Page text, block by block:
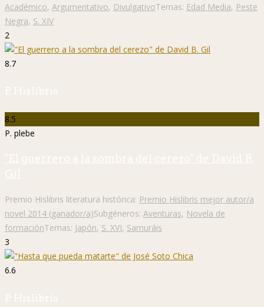
Académico, Argumentativo, DivulgativoTemas: Edad Media, Peste
Negra, S. XIV
2
8.7
P. Hislibris
8.5
P. plebe
"El guerrero a la sombra del cerezo" de David B.
Gil
Premio Hislibris literatura histórica: Premio Hislibris mejor autor/a
novel 2014 (ganador/a)Subgéneros: Aventuras, Novela de
formaciónTemas: Japón, S. XVI, Samuráis
3
6.6
P. Hislibris